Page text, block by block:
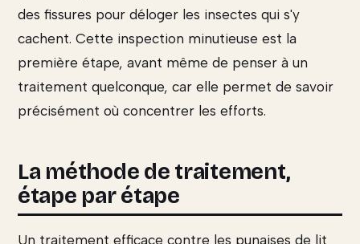
des fissures pour déloger les insectes qui s'y
cachent. Cette inspection minutieuse est la
première étape, avant même de penser à un
traitement quelconque, car elle permet de savoir
précisément où concentrer les efforts.
La méthode de traitement,
étape par étape
Un traitement efficace contre les punaises de lit